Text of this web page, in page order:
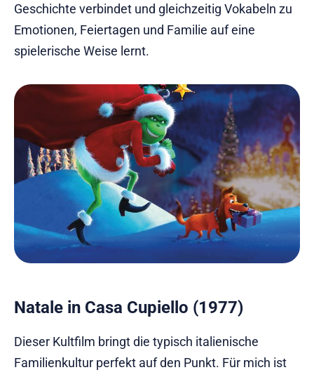
Geschichte verbindet und gleichzeitig Vokabeln zu
Emotionen, Feiertagen und Familie auf eine
spielerische Weise lernt.
Natale in Casa Cupiello (1977)
Dieser Kultfilm bringt die typisch italienische
Familienkultur perfekt auf den Punkt. Für mich ist